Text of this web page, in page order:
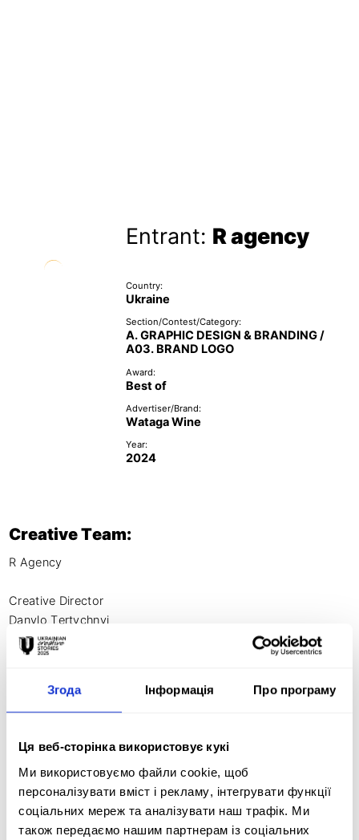
Згода Інформація Про програму
Ця веб-сторінка використовує кукі
Ми використовуємо файли cookie, щоб
персоналізувати вміст і рекламу, інтегрувати функції
соціальних мереж та аналізувати наш трафік. Ми
також передаємо нашим партнерам із соціальних
Entrant: R agency
Country:
Ukraine
Section/Contest/Category:
A. GRAPHIC DESIGN & BRANDING /
A03. BRAND LOGO
Award:
Best of
Advertiser/Brand:
Wataga Wine
Year:
2024
Creative Team:
R Agency
Creative Director
Danylo Tertychnyi
Art Director
Senior Graphic Designer
Animation
Artur Blihor
Account Director